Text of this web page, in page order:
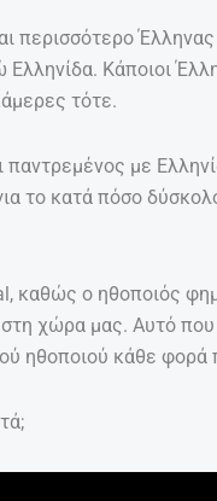
περισσότερο
Κάποιοι
τότε.
παντρεμένος με
το κατά πόσο
καθώς ο ηθοποιός
χώρα μας. Αυτό που
ηθοποιού κάθε φορά